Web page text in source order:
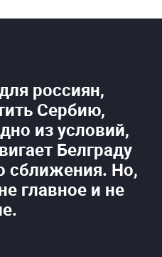
россиян,
Сербию,
из условий,
Белграду
сближения. Но,
главное и не